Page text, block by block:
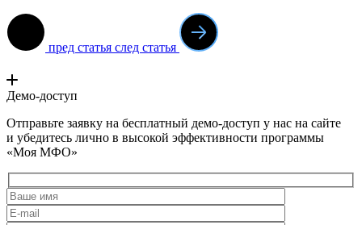
пред статья след статья
Демо-доступ
Отправьте заявку на бесплатный демо-доступ у нас на сайте
и убедитесь лично в высокой эффективности программы
«Моя МФО»